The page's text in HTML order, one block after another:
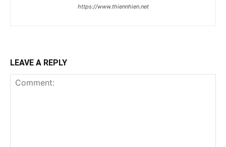
https://www.thiennhien.net
LEAVE A REPLY